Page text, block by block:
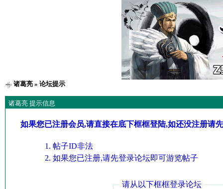
诸葛亮» 论坛提示
诸葛亮 提示信息
如果您已注册会员,请直接在底下框框登陆,如还没注册请
帖子ID非法
如果您已注册,请先登录论坛即可游览帖子
请从以下框框登录论坛